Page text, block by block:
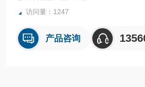
访问量：1247
产品咨询